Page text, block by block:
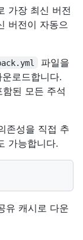
가장 최신 버전
버전이 자동으
파일을
로드합니다.
된 모든 주석
존성을 직접 추
가능합니다.
유 캐시로 다운